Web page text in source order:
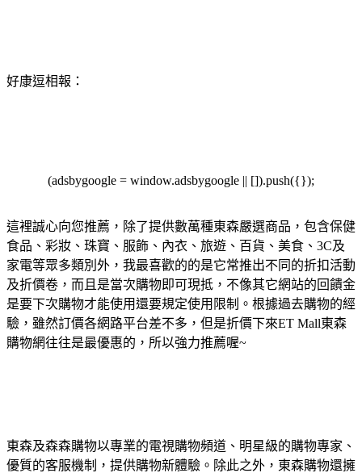
好康逗相報：
(adsbygoogle = window.adsbygoogle || []).push({});
這裡誠心向您推薦，除了提供數萬種東森嚴選商品，包含保健
食品、彩妝、珠寶、服飾、內衣、旅遊、百貨、美食、3C及
家電等眾多類別外，我最喜歡的的是它常推出不同的折扣活動
及折價卷，而且是當次購物即可現抵，不像其它網站的回饋金
是要下次購物才能使用還要規定使用限制。根據過去購物的經
驗，雖然訂價各網路平台差不多，但是折價下來ET Mall東森
購物網往往是最優惠的，所以強力推薦喔~
東森及森森購物以專業的電視購物頻道、明星級的購物專家、
優質的客服機制，提供購物新體驗。除此之外，東森購物還擁